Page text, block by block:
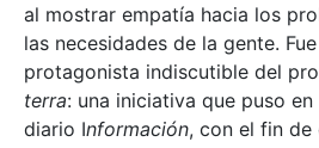
al mostrar empatía hacia los
las necesidades de la gente.
protagonista indiscutible del
terra: una iniciativa que puso
diario Información, con el fin